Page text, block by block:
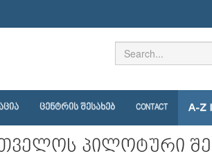
ᲪᲔᲜᲢᲠᲘᲡ ᲨᲔᲡᲐᲮᲔᲑ CONTACT A-Z
პილოტური